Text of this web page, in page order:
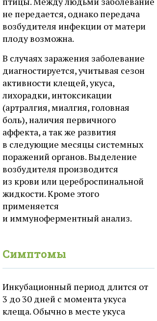
не передается, однако передача
возбудителя инфекции от матери
плоду возможна.
В случаях заражения заболевание
диагностируется, учитывая сезон
активности клещей, укуса,
лихорадки, интоксикации
(артралгия, миалгия, головная
боль), наличия первичного
аффекта, а так же развития
в следующие месяцы системных
поражений органов. Выделение
возбудителя производится
из крови или цереброспинальной
жидкости. Кроме этого
применяется
и иммуноферментный анализ.
Симптомы
Инкубационный период длится от
3 до 30 дней с момента укуса
клеща. Обычно в месте укуса